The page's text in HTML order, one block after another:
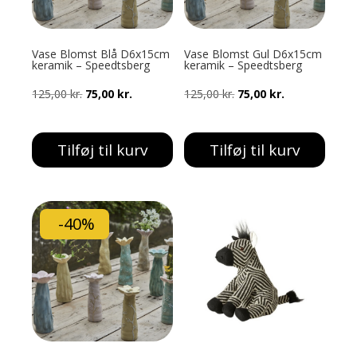
Vase Blomst Blå D6x15cm
keramik – Speedtsberg
125,00kr. Den
pris
var:
75,00 kr.
pris
er:
Tilføj til kurv
Vase Blomst Gul D6x15cm
keramik – Speedtsberg
125,00kr. Den
pris
var:
75,00 kr.
pris
er:
Tilføj til kurv
-40%